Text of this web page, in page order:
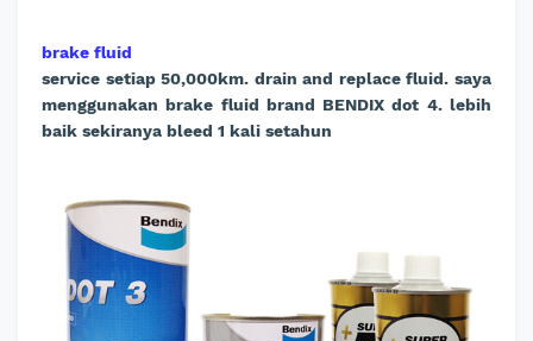
brake fluid
service setiap 50,000km. drain and replace fluid. saya
menggunakan brake fluid brand BENDIX dot 4. lebih
baik sekiranya bleed 1 kali setahun